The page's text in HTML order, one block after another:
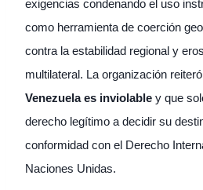
exigencias condenando el uso
como herramienta de coerción
contra la estabilidad regional y
multilateral. La organización
Venezuela es inviolable y que
derecho legítimo a decidir su
conformidad con el Derecho
Naciones Unidas.